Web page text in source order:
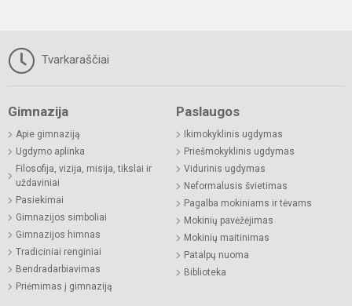
Tvarkaraščiai
Gimnazija
Apie gimnaziją
Ugdymo aplinka
Filosofija, vizija, misija, tikslai ir
uždaviniai
Pasiekimai
Gimnazijos simboliai
Gimnazijos himnas
Tradiciniai renginiai
Bendradarbiavimas
Priėmimas į gimnaziją
Paslaugos
Ikimokyklinis ugdymas
Priešmokyklinis ugdymas
Vidurinis ugdymas
Neformalusis švietimas
Pagalba mokiniams ir tėvams
Mokinių pavėžėjimas
Mokinių maitinimas
Patalpų nuoma
Biblioteka